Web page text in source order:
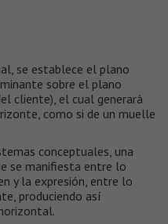
se establece el plano
sobre el plano
cliente), el cual generará
como si de un muelle
conceptuales, una
se manifiesta entre lo
y la expresión, entre lo
produciendo así